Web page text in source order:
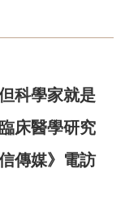
科學家就是
床醫學研究
傳媒》電訪